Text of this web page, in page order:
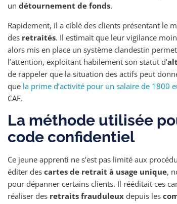
un détournement de fonds.
Rapidement, il a ciblé des clients présentant le
des retraités. Il estimait que leur vigilance
alors mis en place un système clandestin
l’attention, exploitant habilement son statut d’
de rappeler que la situation des actifs peut
que la prime d’activité pour un salaire de 1800
CAF.
La méthode utilisée
code confidentiel
Ce jeune apprenti ne s’est pas limité aux
éditer des cartes de retrait à usage unique,
pour dépanner certains clients. Il rééditait ces
réaliser des retraits frauduleux depuis les